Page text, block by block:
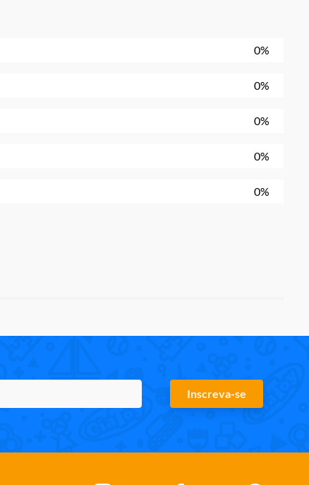
0%
0%
0%
0%
0%
Inscreva-se